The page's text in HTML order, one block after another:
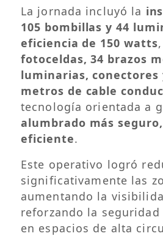
La jornada incluyó la
105 bombillas y 44
eficiencia de 150 watts
fotoceldas, 34 brazos
luminarias, conectores
metros de cable
tecnología orientada a
alumbrado más
eficiente.
Este operativo logró
significativamente las
aumentando la
reforzando la
en espacios de alta